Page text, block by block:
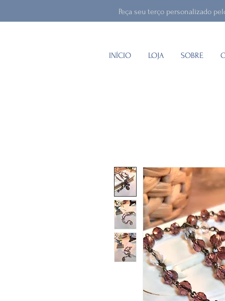
Peça seu terço personalizado
INÍCIO LOJA SOBRE